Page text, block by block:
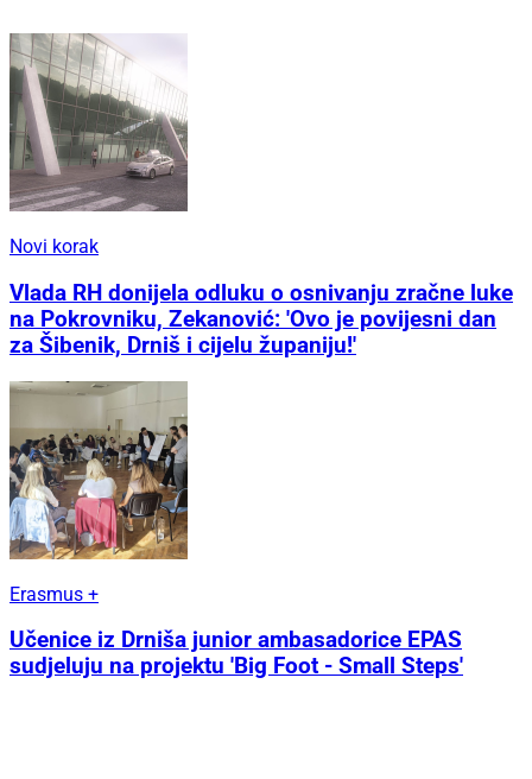
Novi korak
Vlada RH donijela odluku o osnivanju zračne luke
na Pokrovniku, Zekanović: 'Ovo je povijesni dan
za Šibenik, Drniš i cijelu županiju!'
Erasmus +
Učenice iz Drniša junior ambasadorice EPAS
sudjeluju na projektu 'Big Foot - Small Steps'